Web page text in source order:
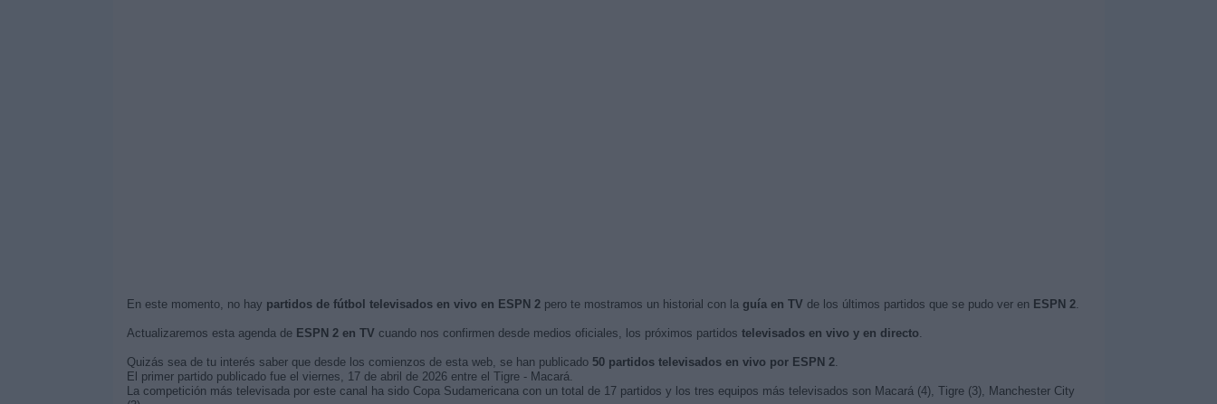
En este momento, no hay partidos de fútbol televisados en vivo en ESPN 2pero te mostramos un historial con la guía en TV de los últimos partidos que se pudo ver en ESPN 2.
Actualizaremos esta agenda de ESPN 2 en TV cuando nos confirmen desde medios oficiales, los próximos partidos televisados en vivo y en directo.
Quizás sea de tu interés saber que desde los comienzos de esta web, se han publicado 50 partidos televisados en vivo por ESPN 2.
El primer partido publicado fue el viernes, 17 de abril de 2026 entre el Tigre - Macará.
La competición más televisada por este canal ha sido Copa Sudamericana con un total de 17 partidos y los tres equipos más televisados son Macará (4), Tigre (3), Manchester City